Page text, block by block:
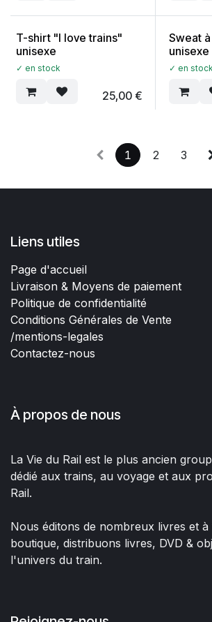
T-shirt "I love trains"
unisexe
✓ en stock
25,00€
Sweat
unisexe
✓ en stock
1 2 3
Liens utiles
Page d'accueil
Livraison & Moyens de paiement
Politique de confidentialité
Conditions Générales de Vente
/mentions-legales
Contactez-nous
À propos de nous
La Vie du Rail est le plus ancien
dédié aux trains, au voyage et aux
Rail.
Nous éditons de nombreux livres et
boutique, distribuons livres, DVD &
l'univers du train.